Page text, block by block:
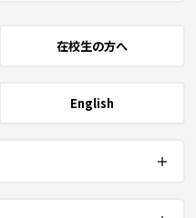
在校生の方へ
English